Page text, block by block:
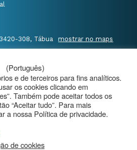
308, Tábua mostrar no maps
geral@cm-tabua.pt
Tábua | Mapa do Portal
|
de Privacidade
|
- Videovigilância
(Português)
e de terceiros para fins analíticos.
os cookies clicando em
Também pode aceitar todos os
“Aceitar tudo”. Para mais
a nossa Política de privacidade.
de cookies